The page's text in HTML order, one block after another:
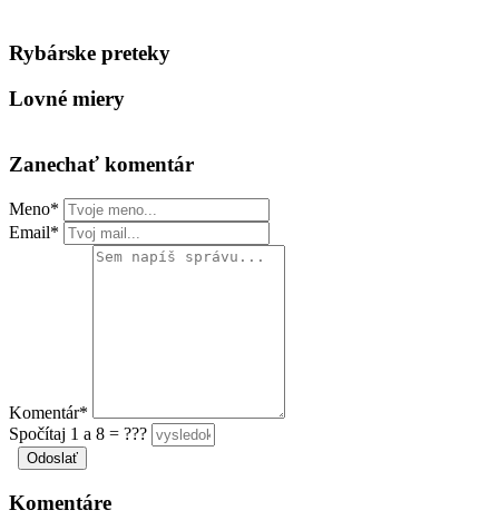
Rybárske preteky
Lovné miery
Zanechať komentár
Meno*
Email*
Komentár*
Spočítaj 1 a 8 = ???
Komentáre